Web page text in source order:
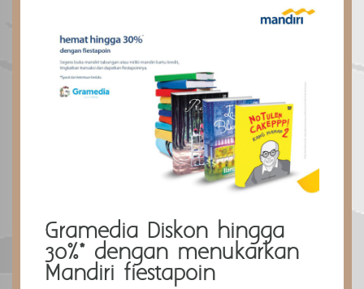
Gramedia Diskon hingga
30%* dengan menukarkan
Mandiri fiestapoin